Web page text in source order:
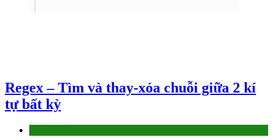
Regex – Tìm và thay-xóa chuỗi giữa 2 kí
tự bất kỳ